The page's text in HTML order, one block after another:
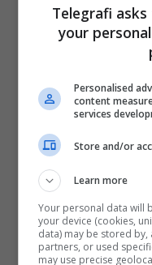
Telegrafi
your
Personalised
content
services
Store and/or
Learn more
Your personal data will
your device (cookies,
data) may be stored by,
partners, or used
may use precise